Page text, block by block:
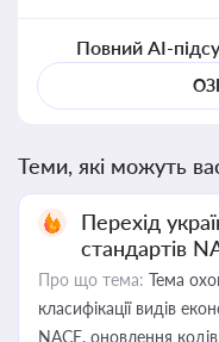
Повний AI-
Теми, які можуть
Перехід
стандартів
Про що тема: Тема
класифікації видів
NACE, оновлення